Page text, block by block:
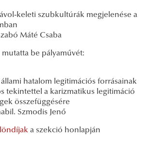
keleti szubkultúrák megjelenése a
Máté Csaba
be pályaművét:
állami hatalom legitimációs forrásainak
tekintettel a karizmatikus legitimáció
összefüggésére
Szmodis Jenő
a szekció honlapján